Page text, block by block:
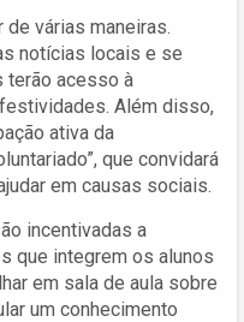
várias maneiras.
notícias locais e se
terão acesso à
Além disso,
ativa da
que convidará
em causas sociais.
incentivadas a
que integrem os alunos
em sala de aula sobre
um conhecimento